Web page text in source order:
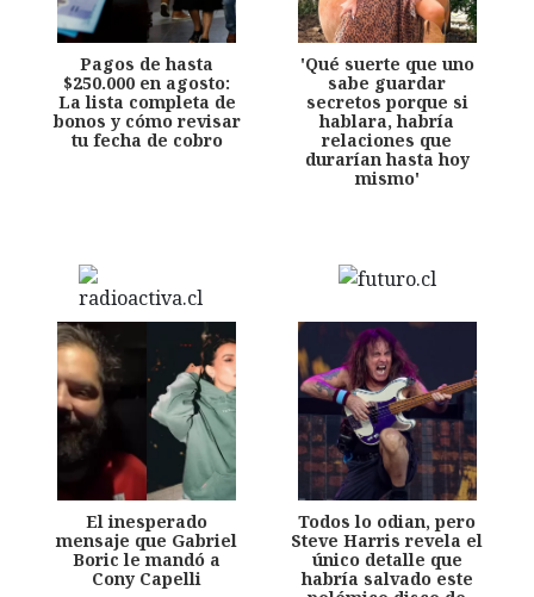
Pagos de hasta
$250.000 en agosto:
La lista completa de
bonos y cómo revisar
tu fecha de cobro
'Qué suerte que uno
sabe guardar
secretos porque si
hablara, habría
relaciones que
durarían hasta hoy
mismo'
El inesperado
mensaje que Gabriel
Boric le mandó a
Cony Capelli
Todos lo odian, pero
Steve Harris revela el
único detalle que
habría salvado este